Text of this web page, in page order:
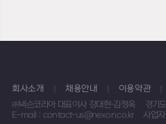
회사소개 채용안내 이용약관
㈜넥슨코리아 대표이사 강대현·김정욱
경기
E-mail : contact-us@nexon.co.kr
사업